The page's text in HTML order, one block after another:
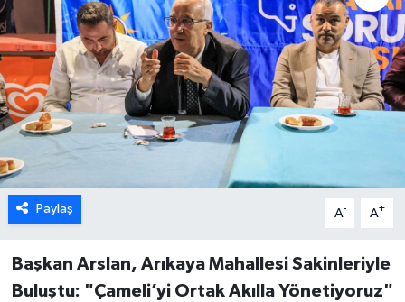
Paylaş A- A+
Başkan Arslan, Arıkaya Mahallesi Sakinleriyle
Buluştu: "Çameli’yi Ortak Akılla Yönetiyoruz"